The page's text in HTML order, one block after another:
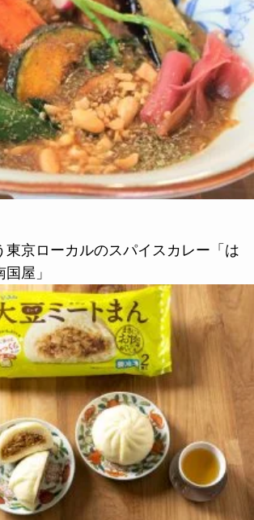
東京ローカルのスパイスカレー「は
屋」